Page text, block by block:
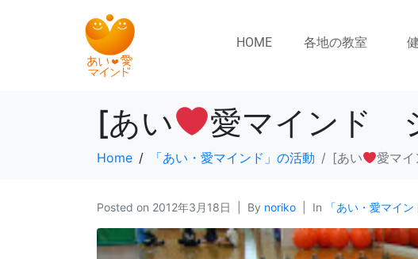
HOME 各地の教室
[あい 愛マインド
Home 「あい・愛マインド」の活動 [あい 愛マ
Posted on 2012年3月18日 By noriko In 「あい・愛マイ